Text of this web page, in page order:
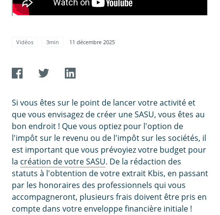
Vidéos 3min 11 décembre 2025
Si vous êtes sur le point de lancer votre activité et
que vous envisagez de créer une SASU, vous êtes au
bon endroit ! Que vous optiez pour l'option de
l'impôt sur le revenu ou de l'impôt sur les sociétés, il
est important que vous prévoyiez votre budget pour
la création de votre SASU. De la rédaction des
statuts à l'obtention de votre extrait Kbis, en passant
par les honoraires des professionnels qui vous
accompagneront, plusieurs frais doivent être pris en
compte dans votre enveloppe financière initiale !